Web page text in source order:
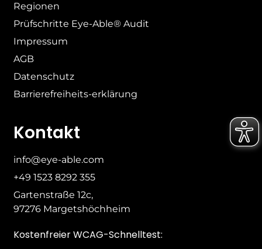
Regionen
Prüfschritte Eye-Able® Audit
Impressum
AGB
Datenschutz
Barrierefreiheits-erklärung
Kontakt
info@eye-able.com
+49 1523 8292 355
Gartenstraße 12c,
97276 Margetshöchheim
Kostenfreier WCAG-Schnelltest: